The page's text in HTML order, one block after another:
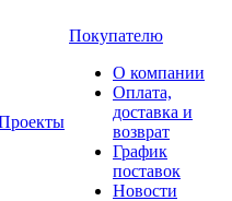
Покупателю
О компании
Оплата,
доставка и
возврат
График
поставок
Новости